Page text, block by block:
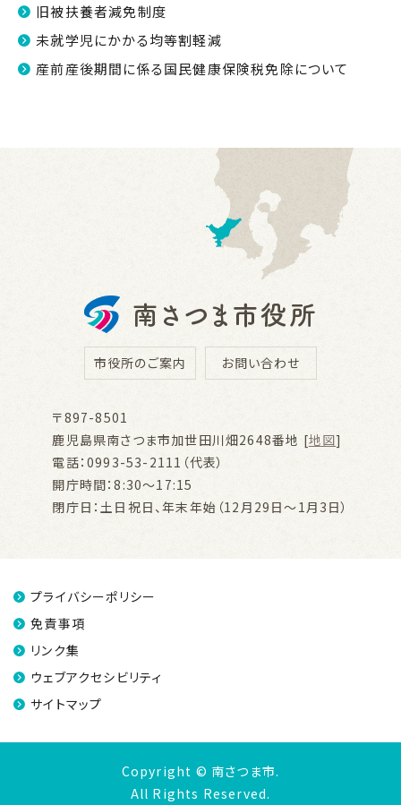
旧被扶養者減免制度
未就学児にかかる均等割軽減
産前産後期間に係る国民健康保険税免除について
市役所のご案内 お問い合わせ
〒897-8501
鹿児島県南さつま市加世田川畑2648番地 [地図]
電話：0993-53-2111（代表）
開庁時間：8:30～17:15
閉庁日：土日祝日、年末年始（12月29日～1月3日）
プライバシーポリシー
免責事項
リンク集
ウェブアクセシビリティ
サイトマップ
Copyright © 南さつま市.
All Rights Reserved.